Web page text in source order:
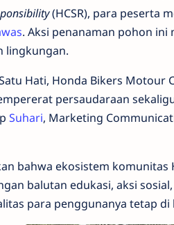
(HCSR), para peserta
. Aksi penanaman pohon
lingkungan.
Hati, Honda Bikers Motour
persaudaraan
Suhari, Marketing
bahwa ekosistem
balutan edukasi, aksi
para penggunanya tetap